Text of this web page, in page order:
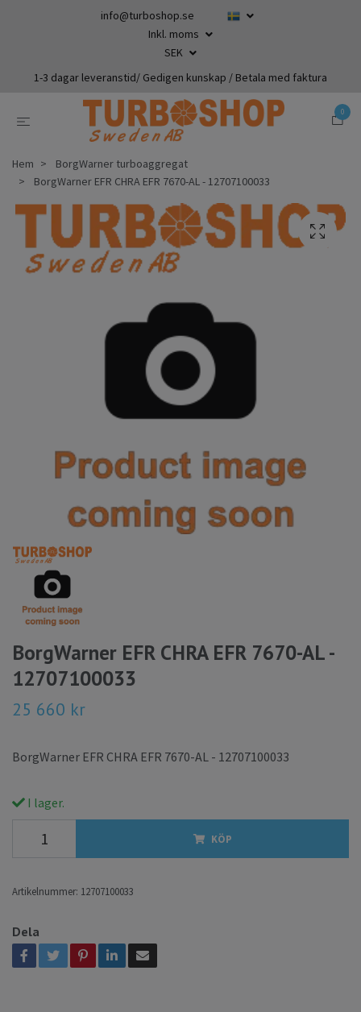
info@turboshop.se
Inkl. moms
SEK
1-3 dagar leveranstid/ Gedigen kunskap / Betala med faktura
0
Hem
BorgWarner turboaggregat
BorgWarner EFR CHRA EFR 7670-AL - 12707100033
BorgWarner EFR CHRA EFR 7670-AL -
12707100033
25 660 kr
BorgWarner EFR CHRA EFR 7670-AL - 12707100033
I lager.
KÖP
Artikelnummer: 12707100033
Dela